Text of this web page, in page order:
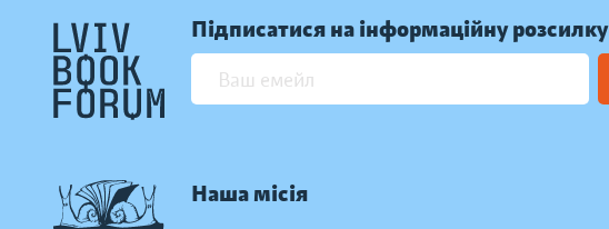
Підписатися на інформаційну розсилку
Наша місія